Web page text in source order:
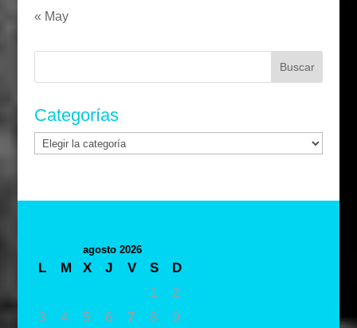
« May
Buscar:
Categorías
Categorías
agosto 2026
L M X J V S
D
1
2
3
4 5 6 7 8
9